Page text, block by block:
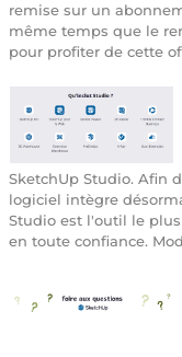
remise sur un
même temps que le
pour profiter de cette
SketchUp Studio. Afin
logiciel intègre
Studio est l'outil le
en toute confiance.